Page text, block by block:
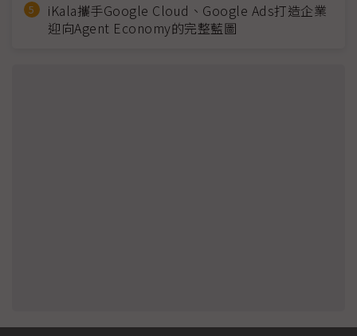
iKala攜手Google Cloud、Google Ads打造企業
迎向Agent Economy的完整藍圖